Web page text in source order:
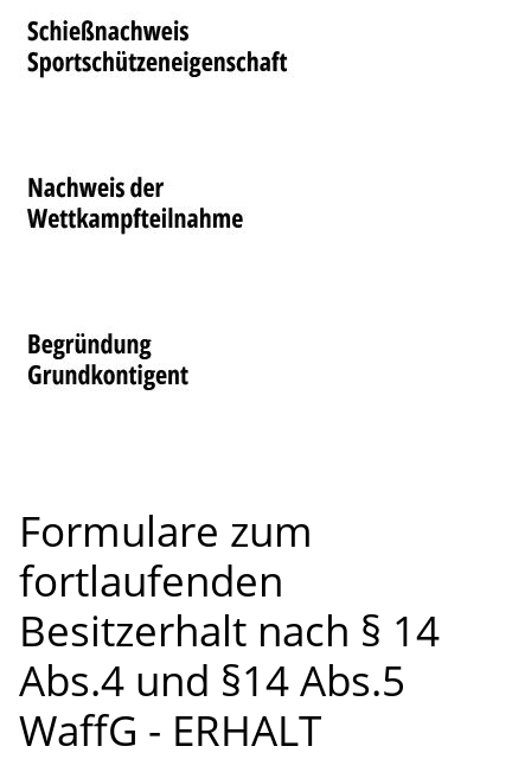
Formulare zum
fortlaufenden
Besitzerhalt nach § 14
Abs.4 und §14 Abs.5
WaffG - ERHALT